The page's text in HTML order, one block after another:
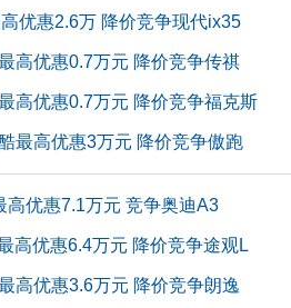
优惠2.6万 降价竞争现代ix35
高优惠0.7万元 降价竞争传祺
高优惠0.7万元 降价竞争福克斯
最高优惠3万元 降价竞争傲跑
高优惠7.1万元 竞争奥迪A3
高优惠6.4万元 降价竞争途观L
高优惠3.6万元 降价竞争朗逸